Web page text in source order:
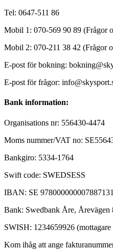
Tel: 0647-511 86
Mobil 1: 070-569 90 89 (Frågor
Mobil 2: 070-211 38 42 (Frågor
E-post för bokning:
E-post för frågor:
Bank information:
Organisations nr: 556430-4474
Moms nummer/VAT no:
Bankgiro: 5334-1764
Swift code: SWEDSESS
IBAN: SE
Bank: Swedbank Åre, Årevägen
SWISH: 1234659926
Kom ihåg att ange